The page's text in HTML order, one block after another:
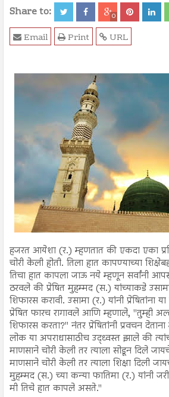
Share to: 0
URL
Print
Email
हजरत आयेशा (र.) म्हणतात की एकदा एका
चोरी केली होती. तिला हात कापण्याच्या
तिचा हात कापला जाऊ नये म्हणून सर्वांनी
ठरवले की प्रेषित मुहम्मद (स.) यांच्याकडे
शिफारस करावी. उसामा (र.) यांनी प्रेषितांना
प्रेषित फारच रागावले आणि म्हणाले, "तुम्ही
शिफारस करता?" नंतर प्रेषितांनी प्रवचन
लोक या अपराधासाठीच उद्ध्वस्त झाले की
माणसाने चोरी केली तर त्याला सोडून दिले
माणसाने चोरी केली तर त्याला शिक्षा दिली
मुहम्मद (स.) च्या कन्या फातिमा (र.) यांनी
मी तिचे हात कापले असते."